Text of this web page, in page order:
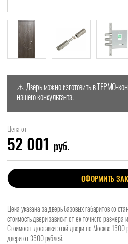
⚠️Дверь можно изготовить в ТЕРМО-
нашего консультанта.
Цена от
52 001 руб.
ОФОРМИТЬ
Цена указана за дверь базовых габаритов со
стоимость двери зависит от ее точного размера
Стоимость доставки этой двери по Москве 1500
двери от 3500 рублей.